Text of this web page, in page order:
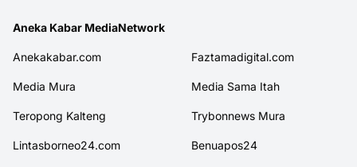
Aneka Kabar MediaNetwork
Anekakabar.com Faztamadigital.com
Media Mura Media Sama Itah
Teropong Kalteng Trybonnews Mura
Lintasborneo24.com Benuapos24